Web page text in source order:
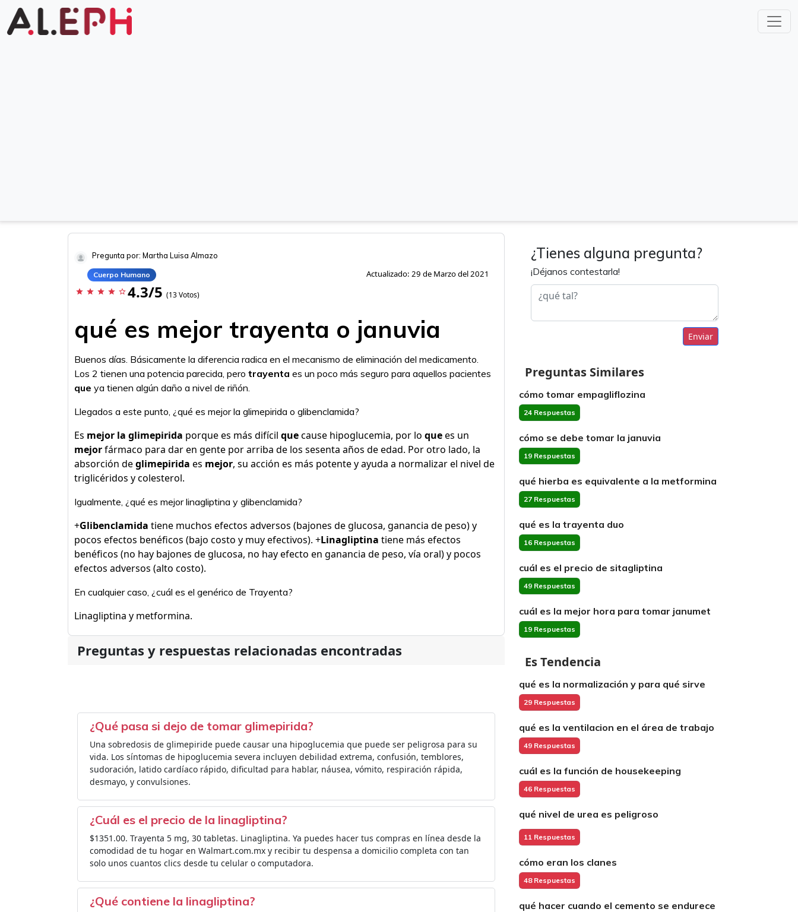
Pregunta por: Martha Luisa Almazo
Cuerpo Humano Actualizado: 29 de Marzo del 2021
star star star star star_border 4.3/5 (13 Votos)
qué es mejor trayenta o januvia
Buenos días. Básicamente la diferencia radica en el mecanismo de eliminación del medicamento.
Los 2 tienen una potencia parecida, pero trayenta es un poco más seguro para aquellos pacientes
que ya tienen algún daño a nivel de riñón.
Llegados a este punto, ¿qué es mejor la glimepirida o glibenclamida?
Es mejor la glimepirida porque es más difícil quecause hipoglucemia, por lo quees un
mejorfármaco para dar en gente por arriba de los sesenta años de edad. Por otro lado, la
absorción deglimepirida es mejor, su acción es más potente y ayuda a normalizar el nivel de
triglicéridos y colesterol.
Igualmente, ¿qué es mejor linagliptina y glibenclamida?
+Glibenclamida tiene muchos efectos adversos (bajones de glucosa, ganancia de peso) y
pocos efectos benéficos (bajo costo y muy efectivos). +Linagliptina tiene más efectos
benéficos (no hay bajones de glucosa, no hay efecto en ganancia de peso, vía oral) y pocos
efectos adversos (alto costo).
En cualquier caso, ¿cuál es el genérico de Trayenta?
Linagliptina y metformina.
Preguntas y respuestas relacionadas encontradas
¿Qué pasa si dejo de tomar glimepirida?
Una sobredosis de glimepiride puede causar una hipoglucemia que puede ser peligrosa para su
vida. Los síntomas de hipoglucemia severa incluyen debilidad extrema, confusión, temblores,
sudoración, latido cardíaco rápido, dificultad para hablar, náusea, vómito, respiración rápida,
desmayo, y convulsiones.
¿Cuál es el precio de la linagliptina?
$1351.00. Trayenta 5 mg, 30 tabletas. Linagliptina. Ya puedes hacer tus compras en línea desde la
comodidad de tu hogar en Walmart.com.mx y recibir tu despensa a domicilio completa con tan
solo unos cuantos clics desde tu celular o computadora.
¿Qué contiene la linagliptina?
¿Tienes alguna pregunta?
¡Déjanos contestarla!
Enviar
Preguntas Similares
cómo tomar empagliflozina
24 Respuestas
cómo se debe tomar la januvia
19 Respuestas
qué hierba es equivalente a la metformina
27 Respuestas
qué es la trayenta duo
16 Respuestas
cuál es el precio de sitagliptina
49 Respuestas
cuál es la mejor hora para tomar janumet
19 Respuestas
Es Tendencia
qué es la normalización y para qué sirve
29 Respuestas
qué es la ventilacion en el área de trabajo
49 Respuestas
cuál es la función de housekeeping
46 Respuestas
qué nivel de urea es peligroso
11 Respuestas
cómo eran los clanes
48 Respuestas
qué hacer cuando el cemento se endurece